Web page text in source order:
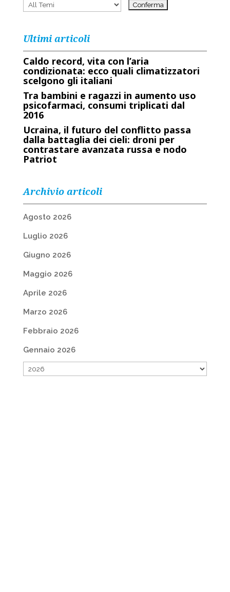
Ultimi articoli
Caldo record, vita con l’aria
condizionata: ecco quali climatizzatori
scelgono gli italiani
Tra bambini e ragazzi in aumento uso
psicofarmaci, consumi triplicati dal
2016
Ucraina, il futuro del conflitto passa
dalla battaglia dei cieli: droni per
contrastare avanzata russa e nodo
Patriot
Archivio articoli
Agosto 2026
Luglio 2026
Giugno 2026
Maggio 2026
Aprile 2026
Marzo 2026
Febbraio 2026
Gennaio 2026